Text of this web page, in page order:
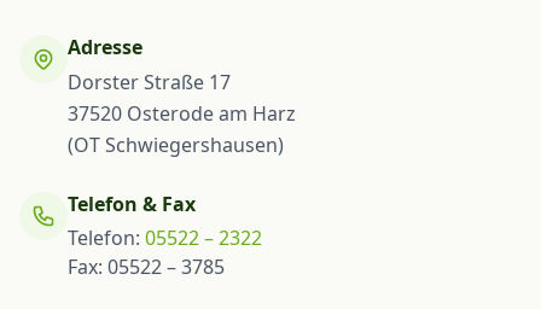
Adresse
Dorster Straße 17
37520 Osterode am Harz
(OT Schwiegershausen)
Telefon & Fax
Telefon: 05522 – 2322
Fax: 05522 – 3785